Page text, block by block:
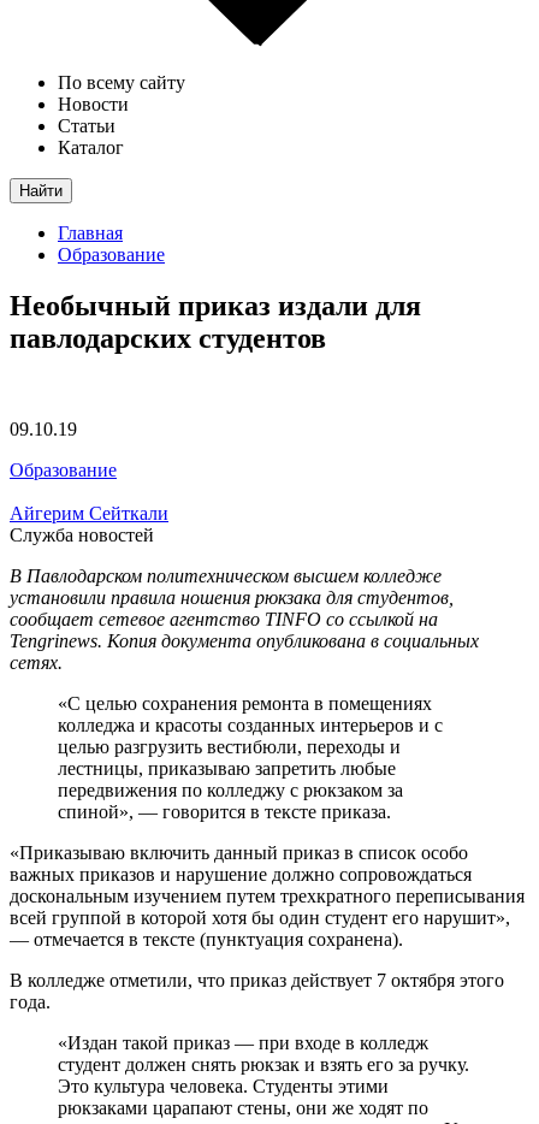
По всему сайту
Новости
Статьи
Каталог
Найти
Главная
Образование
Необычный приказ издали для
павлодарских студентов
09.10.19
Образование
Айгерим Сейткали
Служба новостей
В Павлодарском политехническом высшем колледже
установили правила ношения рюкзака для студентов,
сообщает сетевое агентство TINFO со ссылкой на
Tengrinews. Копия документа опубликована в социальных
сетях.
«С целью сохранения ремонта в помещениях
колледжа и красоты созданных интерьеров и с
целью разгрузить вестибюли, переходы и
лестницы, приказываю запретить любые
передвижения по колледжу с рюкзаком за
спиной», — говорится в тексте приказа.
«Приказываю включить данный приказ в список особо
важных приказов и нарушение должно сопровождаться
доскональным изучением путем трехкратного переписывания
всей группой в которой хотя бы один студент его нарушит»,
— отмечается в тексте (пунктуация сохранена).
В колледже отметили, что приказ действует 7 октября этого
года.
«Издан такой приказ — при входе в колледж
студент должен снять рюкзак и взять его за ручку.
Это культура человека. Студенты этими
рюкзаками царапают стены, они же ходят по